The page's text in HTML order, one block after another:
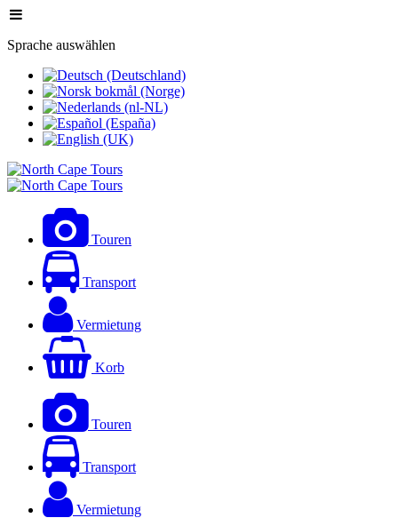
Sprache auswählen
Touren
Transport
Vermietung
Korb
Touren
Transport
Vermietung